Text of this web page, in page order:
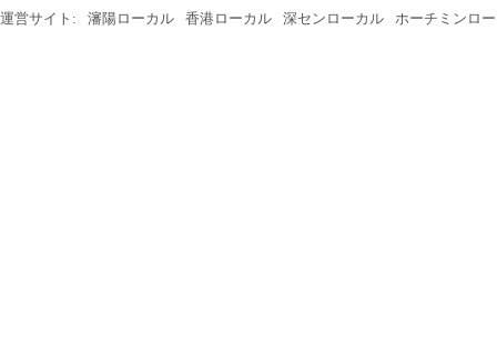
運営サイト: 瀋陽ローカル 香港ローカル 深センローカル ホーチミンロ